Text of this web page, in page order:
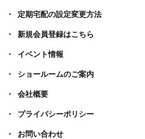
定期宅配の設定変更方法
新規会員登録はこちら
イベント情報
ショールームのご案内
会社概要
プライバシーポリシー
お問い合わせ